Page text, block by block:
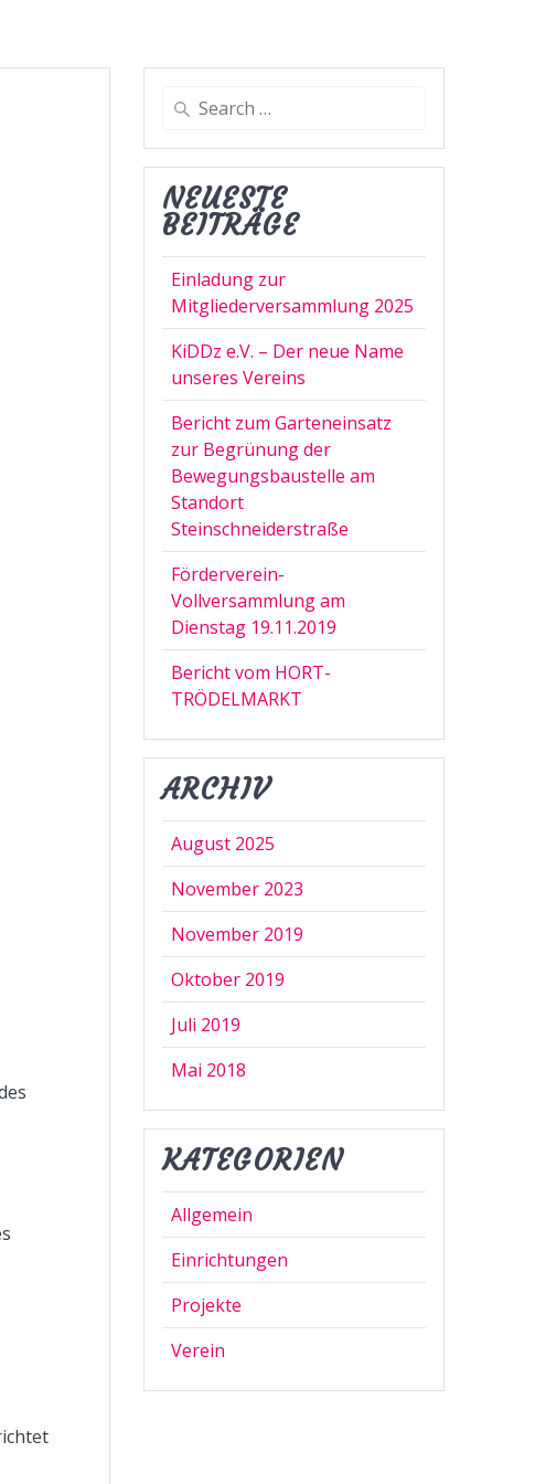
Search
NEUESTE
BEITRÄGE
Einladung zur
Mitgliederversammlung 2025
KiDDz e.V. – Der neue Name
unseres Vereins
Bericht zum Garteneinsatz
zur Begrünung der
Bewegungsbaustelle am
Standort
Steinschneiderstraße
Förderverein-
Vollversammlung am
Dienstag 19.11.2019
Bericht vom HORT-
TRÖDELMARKT
ARCHIV
August 2025
November 2023
November 2019
Oktober 2019
Juli 2019
Mai 2018
KATEGORIEN
Allgemein
Einrichtungen
Projekte
Verein